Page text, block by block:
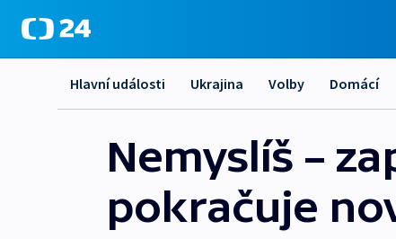
Hlavní události Ukrajina Volby Domácí
Nemyslíš –
pokračuje